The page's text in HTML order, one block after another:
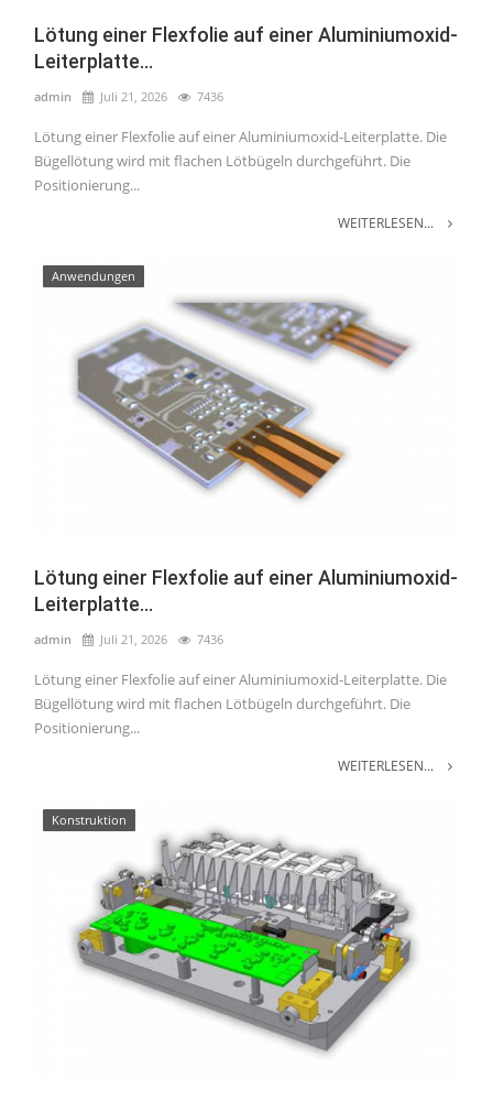
Lötung einer Flexfolie auf einer Aluminiumoxid-
Leiterplatte...
admin Juli 21, 2026 7436
Lötung einer Flexfolie auf einer Aluminiumoxid-Leiterplatte. Die
Bügellötung wird mit flachen Lötbügeln durchgeführt. Die
Positionierung...
WEITERLESEN...
Anwendungen
Lötung einer Flexfolie auf einer Aluminiumoxid-
Leiterplatte...
admin Juli 21, 2026 7436
Lötung einer Flexfolie auf einer Aluminiumoxid-Leiterplatte. Die
Bügellötung wird mit flachen Lötbügeln durchgeführt. Die
Positionierung...
WEITERLESEN...
Konstruktion